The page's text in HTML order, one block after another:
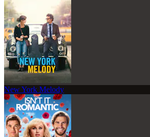
New York Melody